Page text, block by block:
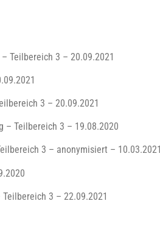
Teilbereich 3 – 20.09.2021
3 – 20.09.2021
– Teilbereich 3 – 19.08.2020
3 – anonymisiert – 10.03.2021
3 – 22.09.2021